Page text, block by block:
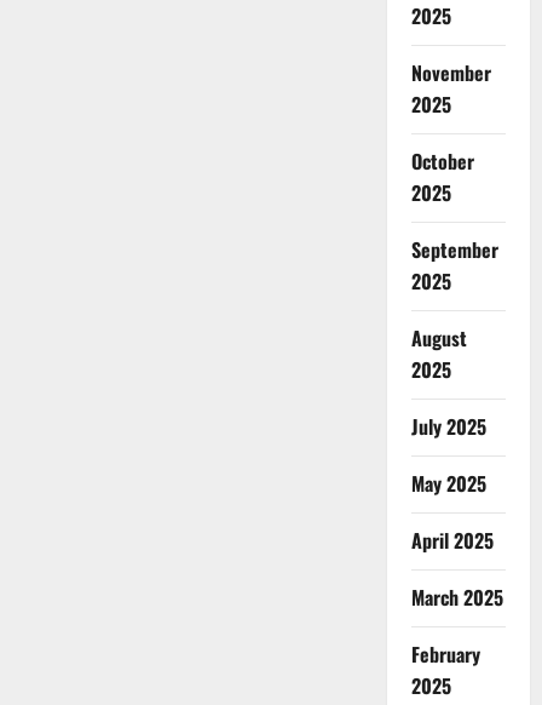
2025
November
2025
October
2025
September
2025
August
2025
July 2025
May 2025
April 2025
March 2025
February
2025